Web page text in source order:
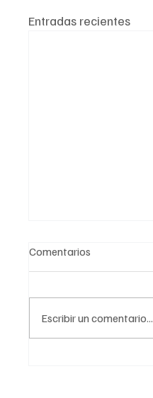
Entradas recientes
Comentarios
Escribir un comentario...